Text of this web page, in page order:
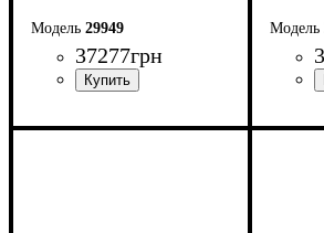
29949
37277грн
Ширина: 340 см